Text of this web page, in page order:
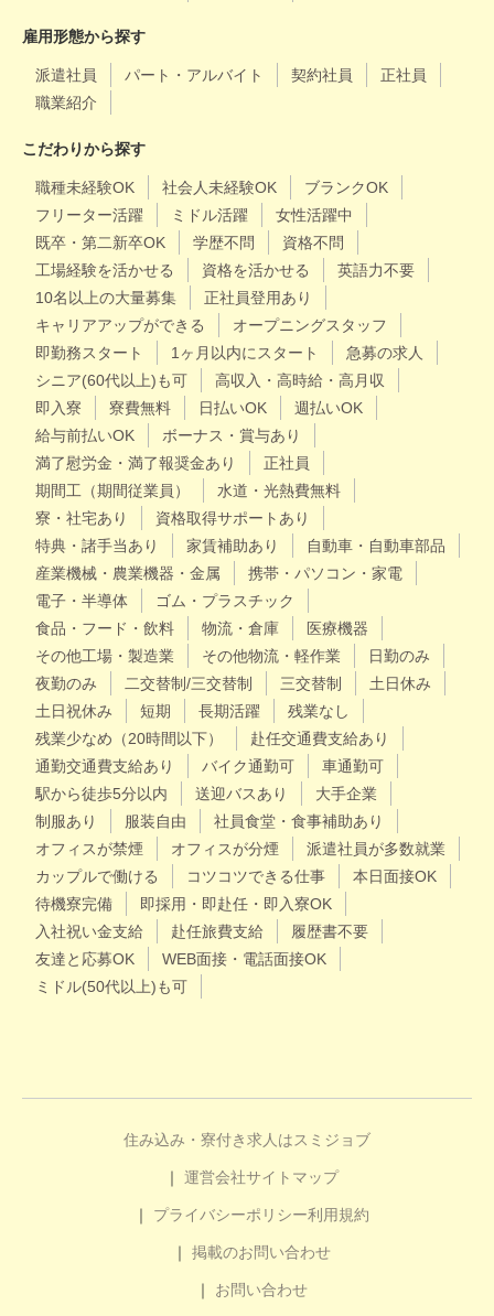
雇用形態から探す
派遣社員 パート・アルバイト 契約社員
正社員
職業紹介
こだわりから探す
職種未経験OK 社会人未経験OK
ブランクOK
フリーター活躍
ミドル活躍
女性活躍中
既卒・第二新卒OK
学歴不問
資格不問
工場経験を活かせる
資格を活かせる
英語力不要
10名以上の大量募集
正社員登用あり
キャリアアップができる
オープニングスタッフ
即勤務スタート
1ヶ月以内にスタート
急募の求人
シニア(60代以上)も可
高収入・高時給・高月収
即入寮
寮費無料 日払いOK
週払いOK
給与前払いOK
ボーナス・賞与あり
満了慰労金・満了報奨金あり
正社員
期間工（期間従業員）
水道・光熱費無料
寮・社宅あり
資格取得サポートあり
特典・諸手当あり
家賃補助あり
自動車・自動車部品
産業機械・農業機器・金属
携帯・パソコン・家電
電子・半導体
ゴム・プラスチック
食品・フード・飲料
物流・倉庫
医療機器
その他工場・製造業
その他物流・軽作業
日勤のみ
夜勤のみ
二交替制/三交替制 三交替制
土日休み
土日祝休み
短期 長期活躍
残業なし
残業少なめ（20時間以下）
赴任交通費支給あり
通勤交通費支給あり
バイク通勤可
車通勤可
駅から徒歩5分以内
送迎バスあり
大手企業
制服あり
服装自由
社員食堂・食事補助あり
オフィスが禁煙
オフィスが分煙
派遣社員が多数就業
カップルで働ける
コツコツできる仕事
本日面接OK
待機寮完備
即採用・即赴任・即入寮OK
入社祝い金支給
赴任旅費支給
履歴書不要
友達と応募OK
WEB面接・電話面接OK
ミドル(50代以上)も可
住み込み・寮付き求人はスミジョブ
運営会社サイトマップ
プライバシーポリシー利用規約
掲載のお問い合わせ
お問い合わせ